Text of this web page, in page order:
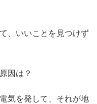
、いいことを見つけず
因は？
気を発して、それが地